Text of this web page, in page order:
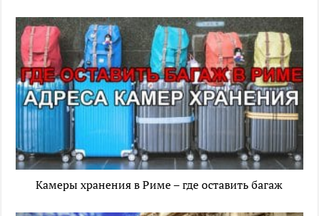
Камеры хранения в Риме – где оставить багаж